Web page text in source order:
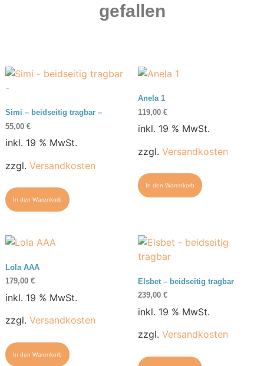
gefallen
Simi – beidseitig tragbar –
55,00 €
inkl. 19 % MwSt.
zzgl. Versandkosten
In den Warenkorb
Anela 1
119,00 €
inkl. 19 % MwSt.
zzgl. Versandkosten
In den Warenkorb
Lola AAA
179,00 €
inkl. 19 % MwSt.
zzgl. Versandkosten
In den Warenkorb
Elsbet – beidseitig tragbar
239,00 €
inkl. 19 % MwSt.
zzgl. Versandkosten